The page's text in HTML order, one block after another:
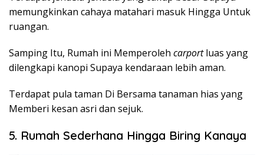
memungkinkan cahaya matahari masuk Hingga Untuk
ruangan.
Samping Itu, Rumah ini Memperoleh carportluas yang
dilengkapi kanopi Supaya kendaraan lebih aman.
Terdapat pula taman Di Bersama tanaman hias yang
Memberi kesan asri dan sejuk.
5. Rumah Sederhana Hingga Biring Kanaya